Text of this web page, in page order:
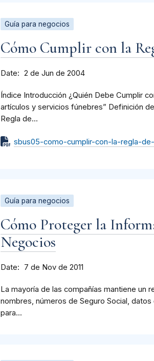
Guía para negocios
Cómo Cumplir con la
Date 2 de Jun de 2004
Índice Introducción ¿Quién Debe Cumplir
artículos y servicios fúnebres” Definición
Regla de...
sbus05-como-cumplir-con-la-regla-
Guía para negocios
Cómo Proteger la
Negocios
Date 7 de Nov de 2011
La mayoría de las compañías mantiene
nombres, números de Seguro Social,
para...